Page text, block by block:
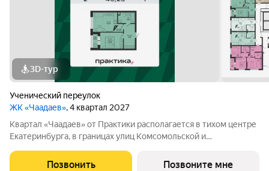
3D-тур
Ученический переулок
ЖК «Чаадаев», 4 квартал 2027
Квартал «Чаадаев» от Практики располагается в тихом центре
Екатеринбурга, в границах улиц Комсомольской и
предлагая резидентам тишину в центре города.В шаговой
Позвонить Позвоните мне